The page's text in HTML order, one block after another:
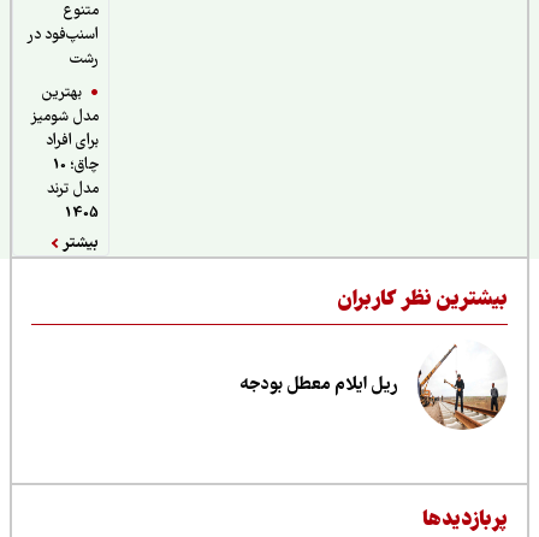
اسنپ‌فود در
بهترین
مدل شومیز
برای افراد
چاق؛ 10
مدل ترند
نظر کاربران
ریل ایلام معطل بودجه